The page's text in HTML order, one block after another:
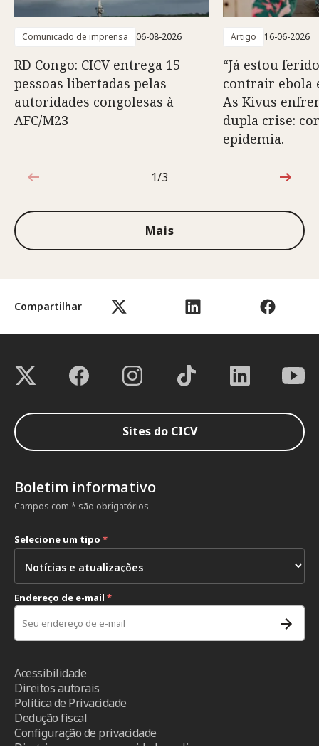
Compartilhar
Comunicado de imprensa 06-08-2026
RD Congo: CICV entrega 15
pessoas libertadas pelas
autoridades congolesas à
AFC/M23
Artigo 16-06-2026
“Já estou
contrair ebola
As Kivus
dupla crise:
epidemia.
1 de 3
1/3
Mais
Sites do CICV
Boletim informativo
Campos com * são obrigatórios
Selecione um tipo *
Endereço de e-mail *
Acessibilidade
Direitos autorais
Política de Privacidade
Dedução fiscal
Configuração de privacidade